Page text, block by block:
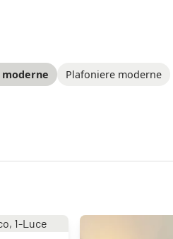
Plafoniere moderne